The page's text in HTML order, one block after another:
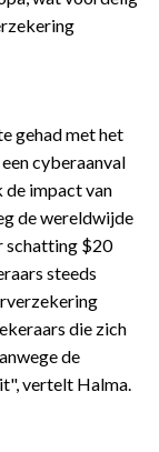
gehad met het
cyberaanval
de impact van
de wereldwijde
schatting $20
steeds
die zich
de
vertelt Halma.